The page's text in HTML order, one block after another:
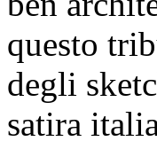
questo
degli
satira